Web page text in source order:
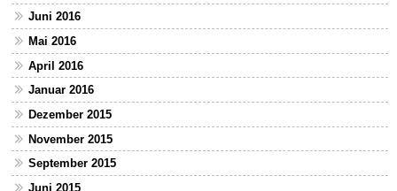
Juni 2016
Mai 2016
April 2016
Januar 2016
Dezember 2015
November 2015
September 2015
Juni 2015